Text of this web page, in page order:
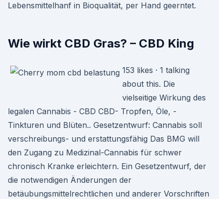
Lebensmittelhanf in Bioqualität, per Hand geerntet.
Wie wirkt CBD Gras? – CBD King
153 likes · 1 talking
about this. Die
vielseitige Wirkung des
legalen Cannabis - CBD CBD- Tropfen, Öle, -
Tinkturen und Blüten.. Gesetzentwurf: Cannabis soll
verschreibungs- und erstattungsfähig Das BMG will
den Zugang zu Medizinal-Cannabis für schwer
chronisch Kranke erleichtern. Ein Gesetzentwurf, der
die notwendigen Änderungen der
betäubungsmittelrechtlichen und anderer Vorschriften